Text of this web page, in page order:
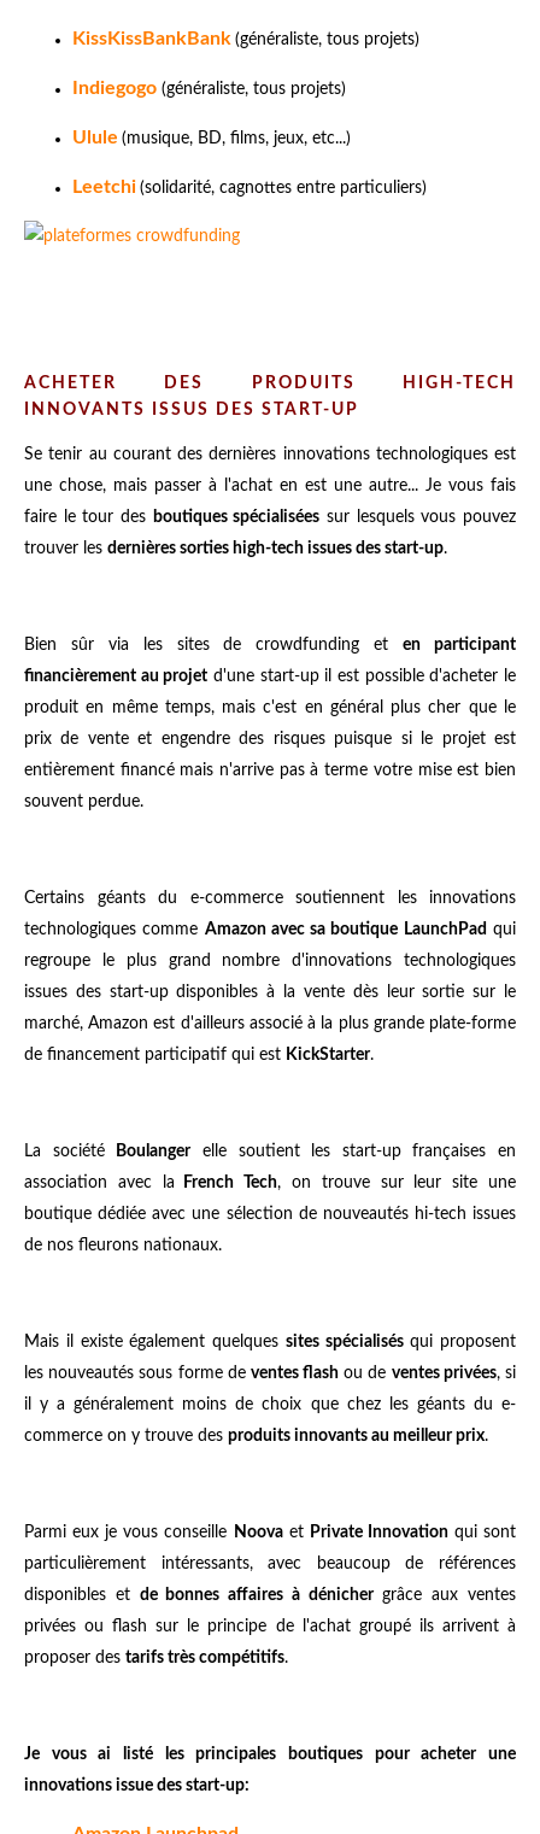
KissKissBankBank (généraliste, tous projets)
Indiegogo (généraliste, tous projets)
Ulule (musique, BD, films, jeux, etc...)
Leetchi (solidarité, cagnottes entre particuliers)
ACHETER DES PRODUITS HIGH-TECH
INNOVANTS ISSUS DES START-UP
Se tenir au courant des dernières innovations technologiques est
une chose, mais passer à l'achat en est une autre... Je vous fais
faire le tour des boutiques spécialisées sur lesquels vous pouvez
trouver les dernières sorties high-tech issues des start-up.
Bien sûr via les sites de crowdfunding eten participant
financièrement au projet d'une start-up il est possible d'acheter le
produit en même temps, mais c'est en général plus cher que le
prix de vente et engendre des risques puisque si le projet est
entièrement financé mais n'arrive pas à terme votre mise est bien
souvent perdue.
Certains géants du e-commerce soutiennent les innovations
technologiques comme Amazon avec sa boutique LaunchPad qui
regroupe le plus grand nombre d'innovations technologiques
issues des start-up disponibles à la vente dès leur sortie sur le
marché, Amazon est d'ailleurs associé à la plus grande plate-forme
de financement participatif qui est KickStarter.
La société Boulangerelle soutient les start-up françaises en
association avec la French Tech, on trouve sur leur site une
boutique dédiée avec une sélection de nouveautés hi-tech issues
de nos fleurons nationaux.
Mais il existe également quelques sites spécialisésqui proposent
les nouveautés sous forme de ventes flash ou de ventes privées, si
il y a généralement moins de choix que chez les géants du e-
commerce on y trouve des produits innovants au meilleur prix.
Parmi eux je vous conseille Noovaet Private Innovationqui sont
particulièrement intéressants, avec beaucoup de références
disponibles et de bonnes affaires à dénichergrâce aux ventes
privées ou flash sur le principe de l'achat groupé ils arrivent à
proposer des tarifs très compétitifs.
Je vous ai listé les principales boutiques pour acheter une
innovations issue des start-up: